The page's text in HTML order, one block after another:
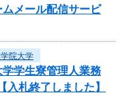
メール配信サービ
院大学
学生寮管理人業務
札終了しました】